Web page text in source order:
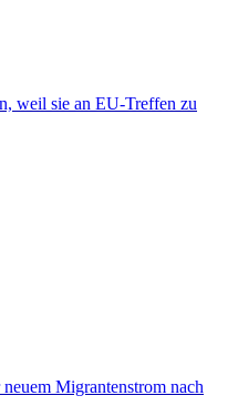
weil sie an EU-Treffen zu
Migrantenstrom nach